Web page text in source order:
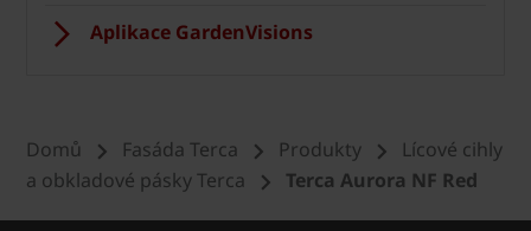
Aplikace GardenVisions
Domů Fasáda Terca Produkty
Lícové cihly
a obkladové pásky Terca
Terca Aurora NF Red